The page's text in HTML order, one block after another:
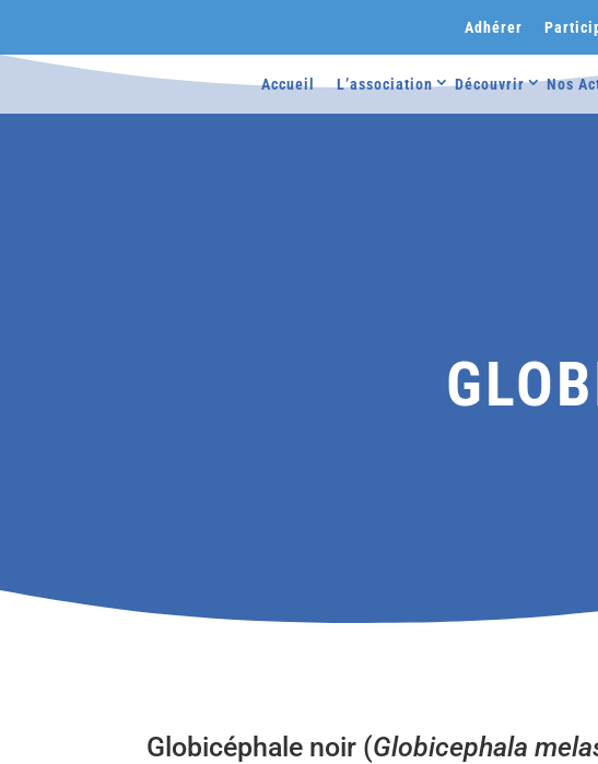
Adhérer
Accueil L’association Découvrir Nos
Globicéphale noir (Globicephala